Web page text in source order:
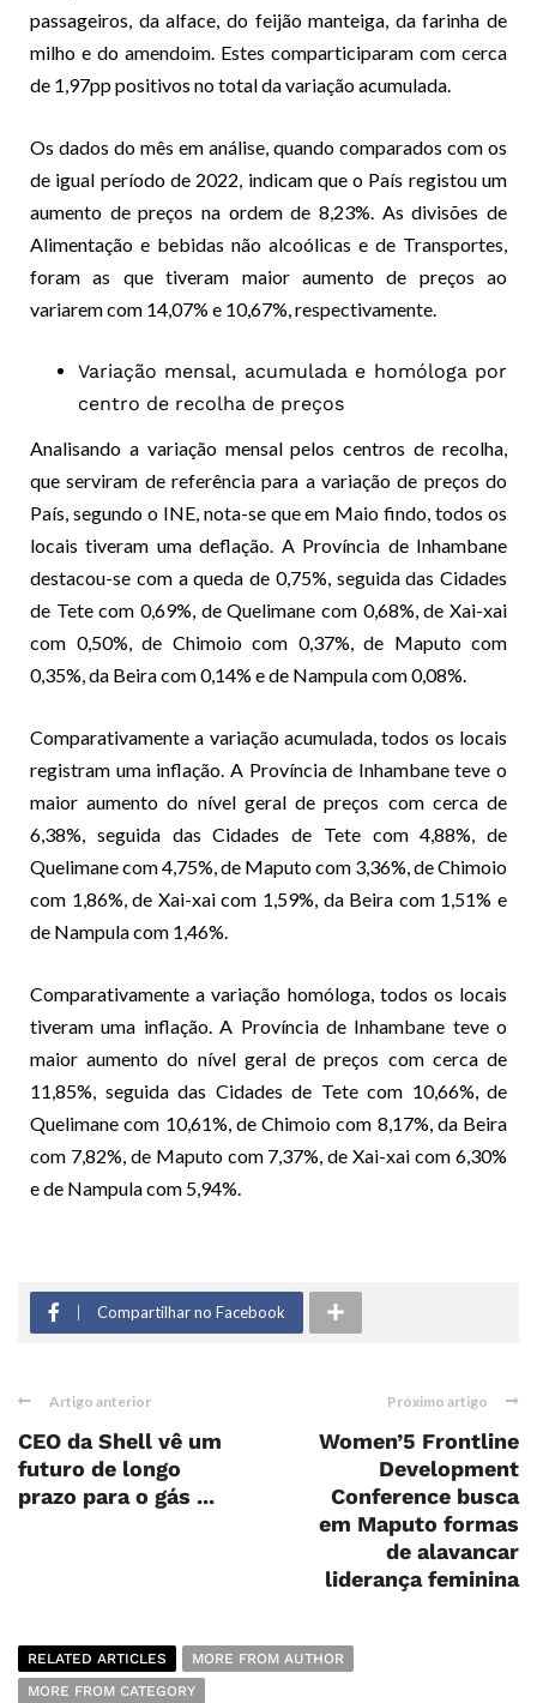
passageiros, da alface, do feijão manteiga, da farinha de
milho e do amendoim. Estes comparticiparam com cerca
de 1,97pp positivos no total da variação acumulada.
Os dados do mês em análise, quando comparados com os
de igual período de 2022, indicam que o País registou um
aumento de preços na ordem de 8,23%. As divisões de
Alimentação e bebidas não alcoólicas e de Transportes,
foram as que tiveram maior aumento de preços ao
variarem com 14,07% e 10,67%, respectivamente.
Variação mensal, acumulada e homóloga por
centro de recolha de preços
Analisando a variação mensal pelos centros de recolha,
que serviram de referência para a variação de preços do
País, segundo o INE, nota-se que em Maio findo, todos os
locais tiveram uma deflação. A Província de Inhambane
destacou-se com a queda de 0,75%, seguida das Cidades
de Tete com 0,69%, de Quelimane com 0,68%, de Xai-xai
com 0,50%, de Chimoio com 0,37%, de Maputo com
0,35%, da Beira com 0,14% e de Nampula com 0,08%.
Comparativamente a variação acumulada, todos os locais
registram uma inflação. A Província de Inhambane teve o
maior aumento do nível geral de preços com cerca de
6,38%, seguida das Cidades de Tete com 4,88%, de
Quelimane com 4,75%, de Maputo com 3,36%, de Chimoio
com 1,86%, de Xai-xai com 1,59%, da Beira com 1,51% e
de Nampula com 1,46%.
Comparativamente a variação homóloga, todos os locais
tiveram uma inflação. A Província de Inhambane teve o
maior aumento do nível geral de preços com cerca de
11,85%, seguida das Cidades de Tete com 10,66%, de
Quelimane com 10,61%, de Chimoio com 8,17%, da Beira
com 7,82%, de Maputo com 7,37%, de Xai-xai com 6,30%
e de Nampula com 5,94%.
Compartilhar no Facebook
Artigo anterior
CEO da Shell vê um
futuro de longo
prazo para o gás ...
Próximo artigo
Women’5 Frontline
Development
Conference busca
em Maputo formas
de alavancar
liderança feminina
RELATED ARTICLES
MORE FROM AUTHOR
MORE FROM CATEGORY